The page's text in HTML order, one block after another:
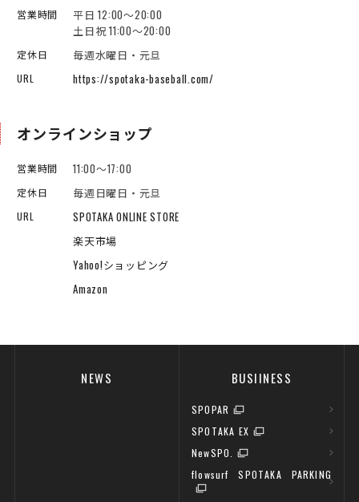
営業時間
平日 12:00～20:00
土日祝 11:00～20:00
定休日 毎週水曜日・元旦
URL https://spotaka-baseball.com/
オンラインショップ
営業時間 11:00～17:00
定休日 毎週日曜日・元旦
URL
SPOTAKA ONLINE STORE
楽天市場
Yahoo!ショッピング
Amazon
NEWS BUSIINESS
SPOPAR
SPOTAKA EX
NewSPO.
flowsurf SPOTAKA PARKING